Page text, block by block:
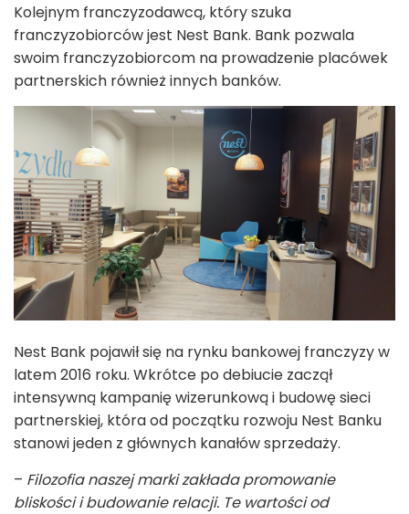
Kolejnym franczyzodawcą, który szuka
franczyzobiorców jest Nest Bank. Bank pozwala
swoim franczyzobiorcom na prowadzenie placówek
partnerskich również innych banków.
Nest Bank pojawił się na rynku bankowej franczyzy w
latem 2016 roku. Wkrótce po debiucie zaczął
intensywną kampanię wizerunkową i budowę sieci
partnerskiej, która od początku rozwoju Nest Banku
stanowi jeden z głównych kanałów sprzedaży.
– Filozofia naszej marki zakłada promowanie
bliskości i budowanie relacji. Te wartości od